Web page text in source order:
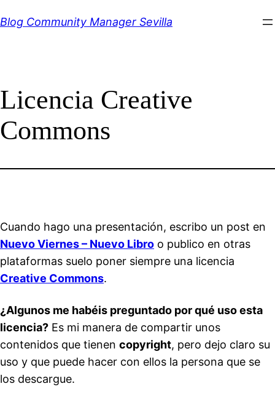
al
Blog Community Manager Sevilla
Licencia Creative
Commons
Cuando hago una presentación, escribo un post en
Nuevo Viernes – Nuevo Libro o publico en otras
plataformas suelo poner siempre una licencia
Creative Commons.
¿Algunos me habéis preguntado por qué uso esta
licencia? Es mi manera de compartir unos
contenidos que tienen copyright, pero dejo claro su
uso y que puede hacer con ellos la persona que se
los descargue.